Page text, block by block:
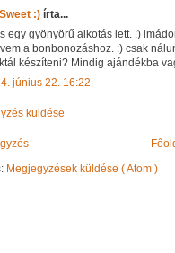
:) írta...
egy gyönyörű alkotás lett. :)
a bonbonozáshoz. :) csak
készíteni? Mindig ajándékba
június 22. 16:22
küldése
Megjegyzések küldése ( Atom )